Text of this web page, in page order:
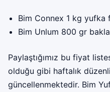
Bim Connex 1 kg yufka
Bim Unlum 800 gr
Paylaştığımız bu fiyat
olduğu gibi haftalık
güncellenmektedir. Bim